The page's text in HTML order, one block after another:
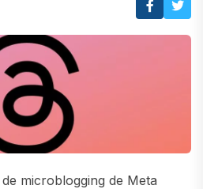
microblogging de Meta